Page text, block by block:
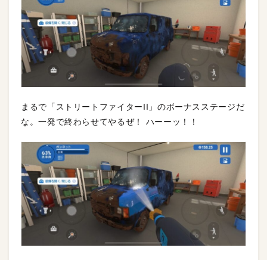
まるで「ストリートファイターII」のボーナスステージだ
な。一発で終わらせてやるぜ！ ハーーッ！！